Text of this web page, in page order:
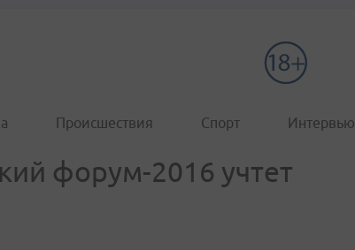
Происшествия Спорт Интервью
форум-2016 учтет